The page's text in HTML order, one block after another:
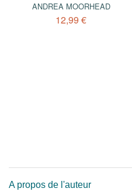
ANDREA MOORHEAD
12,99 €
A propos de l'auteur